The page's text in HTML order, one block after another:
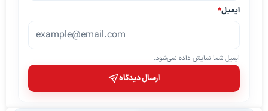
ایمیل*
ایمیل شما نمایش داده نمی‌شود.
ارسال دیدگاه